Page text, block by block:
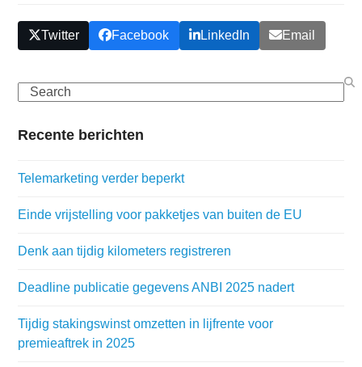
Twitter Facebook LinkedIn Email
Search
Recente berichten
Telemarketing verder beperkt
Einde vrijstelling voor pakketjes van buiten de EU
Denk aan tijdig kilometers registreren
Deadline publicatie gegevens ANBI 2025 nadert
Tijdig stakingswinst omzetten in lijfrente voor
premieaftrek in 2025